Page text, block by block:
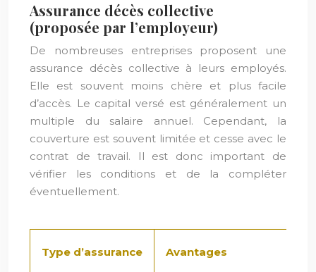
Assurance décès collective
(proposée par l’employeur)
De nombreuses entreprises proposent une
assurance décès collective à leurs employés.
Elle est souvent moins chère et plus facile
d’accès. Le capital versé est généralement un
multiple du salaire annuel. Cependant, la
couverture est souvent limitée et cesse avec le
contrat de travail. Il est donc important de
vérifier les conditions et de la compléter
éventuellement.
Type d’assurance Avantages